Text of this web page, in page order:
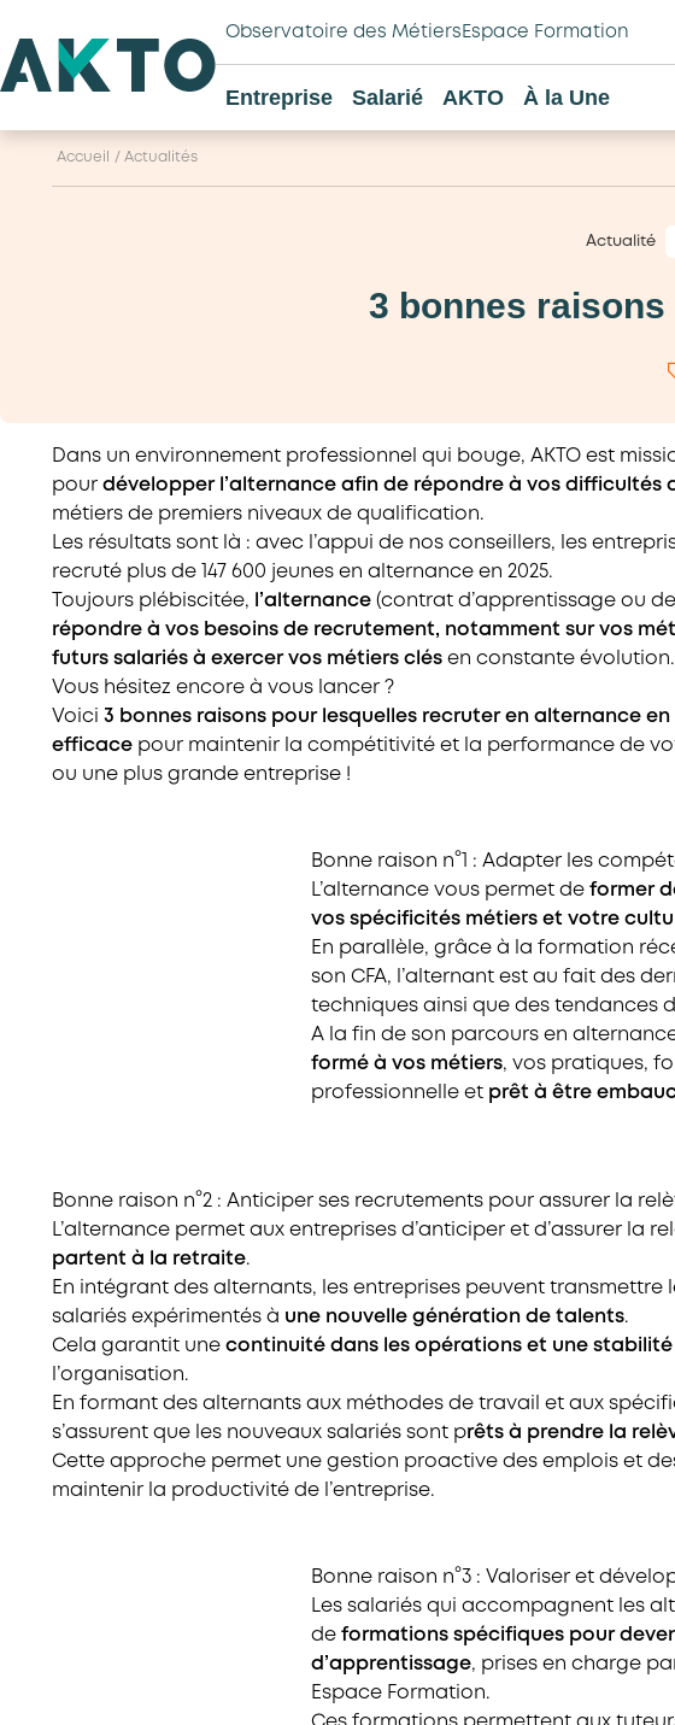
Observatoire des Métiers Espace Formation
Entreprise Salarié AKTO À la Une
Accueil / Actualités
Actualité
3 bonnes raisons
Dans un environnement professionnel qui bouge, AKTO est
pour développer l’alternance afin de répondre à vos difficultés
métiers de premiers niveaux de qualification.
Les résultats sont là : avec l’appui de nos conseillers, les
recruté plus de 147 600 jeunes en alternance en 2025.
Toujours plébiscitée,
l’alternance (contrat d’apprentissage ou
répondre à vos besoins de recrutement, notamment sur vos
futurs salariés à exercer vos métiers clés en constante évolution.
Vous hésitez encore à vous lancer ?
Voici 3 bonnes raisons pour lesquelles recruter en alternance
efficace pour maintenir la compétitivité et la performance de
ou une plus grande entreprise !
Bonne raison n°1 : Adapter les
L’alternance vous permet de former
vos spécificités métiers et votre
En parallèle, grâce à la formation
son CFA, l’alternant est au fait des
techniques ainsi que des tendances
A la fin de son parcours en
formé à vos métiers, vos pratiques,
professionnelle et prêt à être
Bonne raison n°2 : Anticiper ses recrutements pour assurer la
L’alternance permet aux entreprises d’anticiper et d’assurer la
partent à la retraite.
En intégrant des alternants, les entreprises peuvent transmettre
salariés expérimentés à une nouvelle génération de talents.
Cela garantit une continuité dans les opérations et une
l’organisation.
En formant des alternants aux méthodes de travail et aux
s’assurent que les nouveaux salariés sont prêts à prendre la
Cette approche permet une gestion proactive des emplois et
maintenir la productivité de l’entreprise.
Bonne raison n°3 : Valoriser et
Les salariés qui accompagnent les
de formations spécifiques pour
d’apprentissage, prises en charge
Espace Formation.